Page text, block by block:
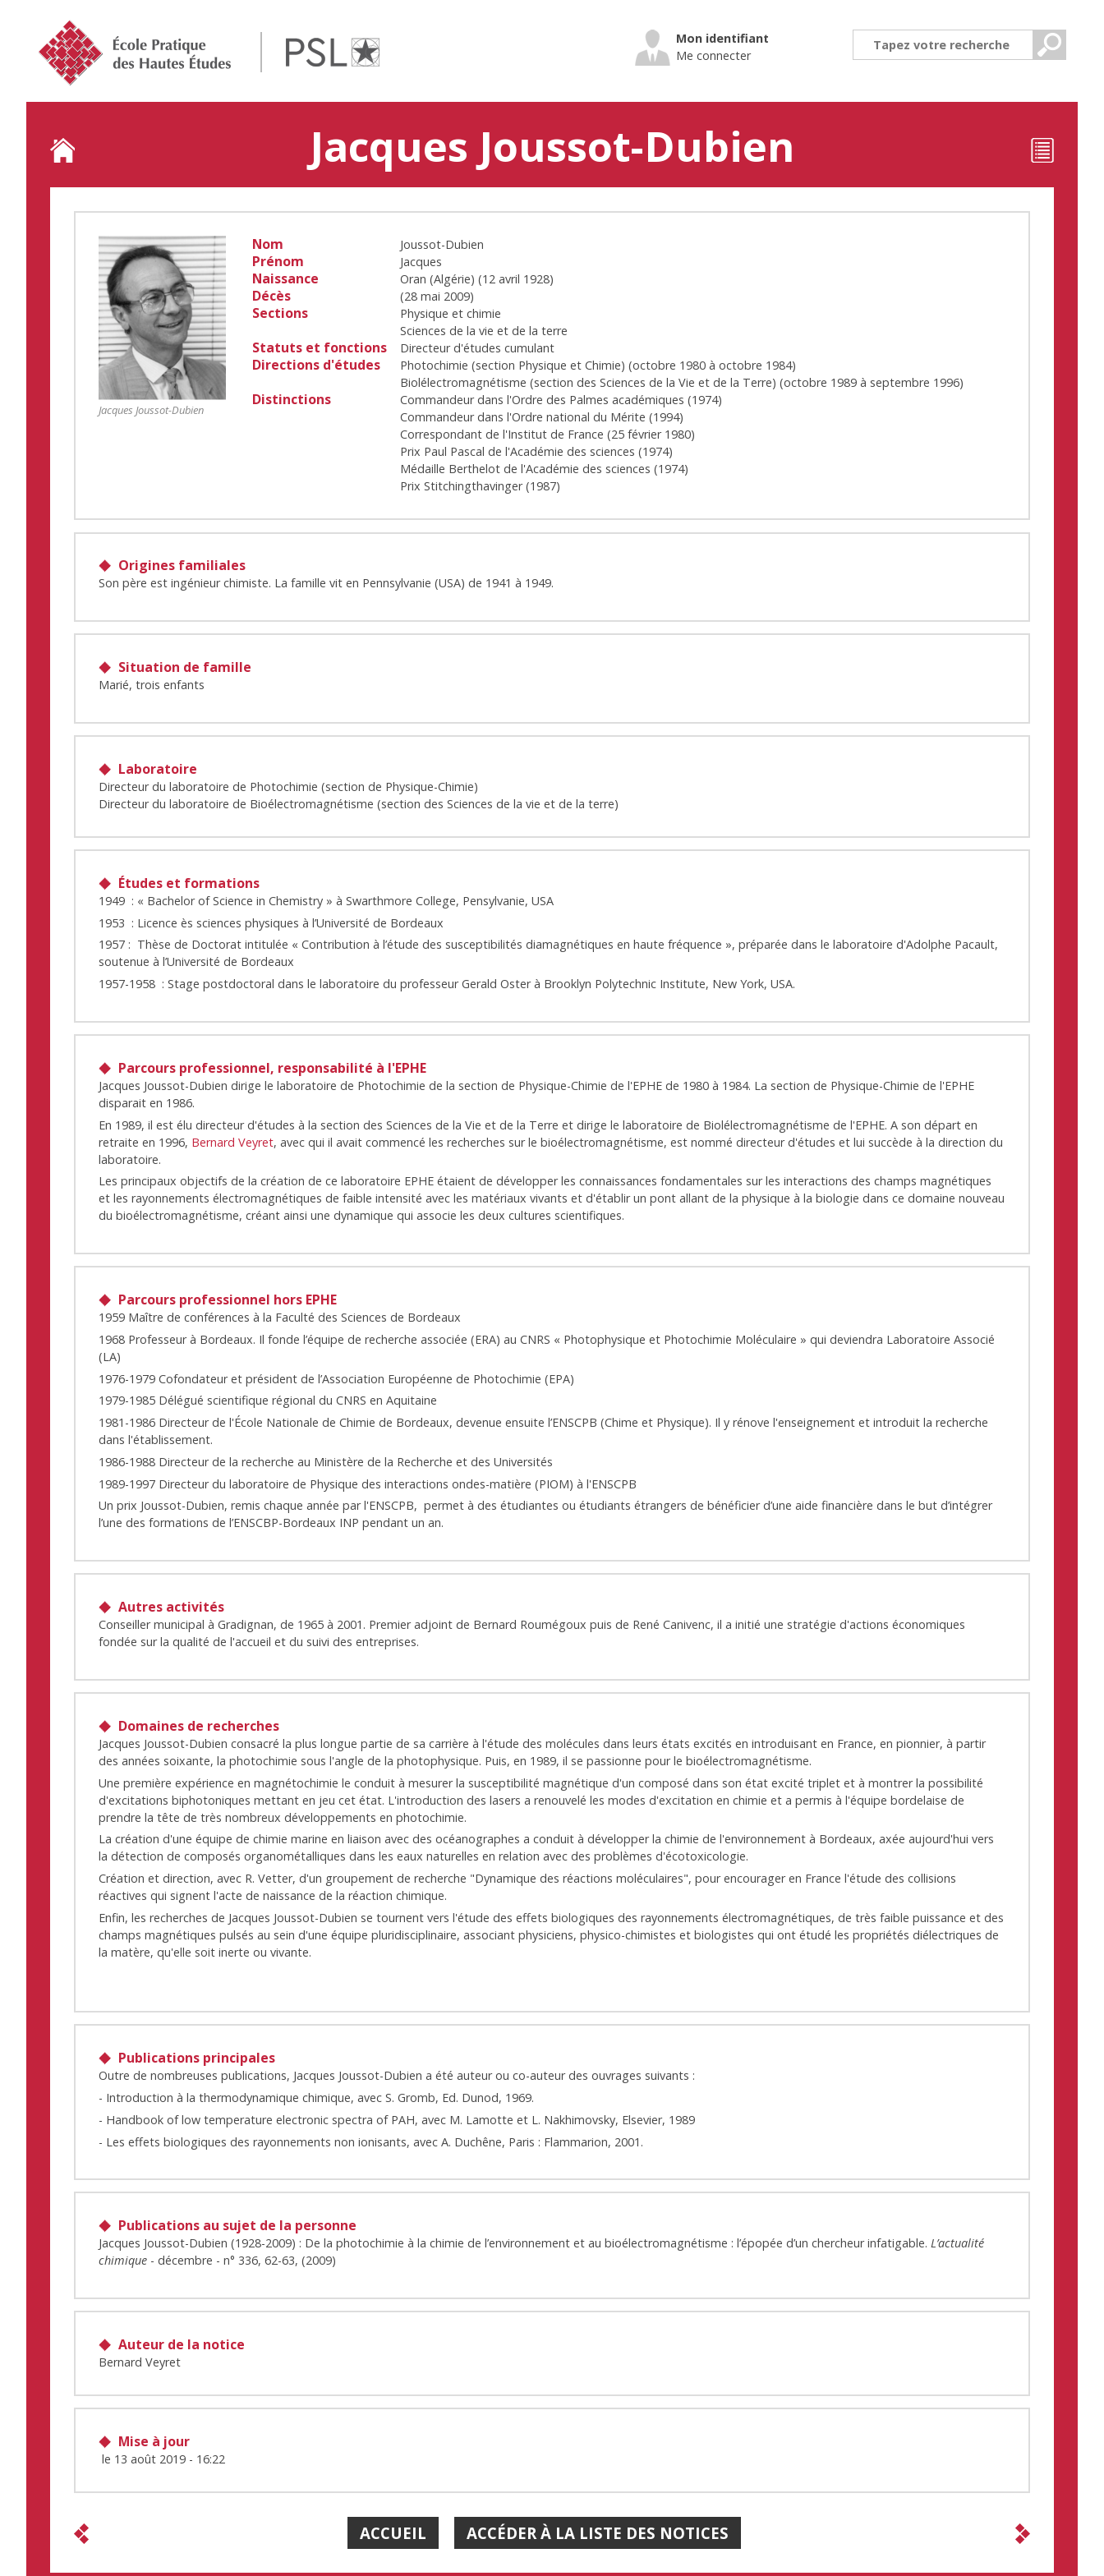
navigation
Mon identifiant
Me connecter
Jacques Joussot-Dubien
Back
Jacques Joussot-Dubien
Nom Joussot-Dubien
Prénom Jacques
Naissance Oran (Algérie) (12 avril 1928)
Décès (28 mai 2009)
Sections
Physique et chimie
Sciences de la vie et de la terre
Statuts et fonctions Directeur d'études cumulant
Directions d'études Photochimie (section Physique et Chimie) (octobre 1980 àoctobre 1984)
Biolélectromagnétisme (section des Sciences de la Vie et de la Terre) (octobre 1989 à septembre 1996)
Distinctions Commandeur dans l'Ordre des Palmes académiques (1974)
Commandeur dans l'Ordre national du Mérite (1994)
Correspondant de l'Institut de France (25 février 1980)
Prix Paul Pascal de l'Académie des sciences (1974)
Médaille Berthelot de l'Académie des sciences (1974)
Prix Stitchingthavinger (1987)
Origines familiales
Son père est ingénieur chimiste. La famille vit en Pennsylvanie (USA) de 1941 à 1949.
Situation de famille
Marié, trois enfants
Laboratoire
Directeur du laboratoire de Photochimie (section de Physique-Chimie)
Directeur du laboratoire de Bioélectromagnétisme (section des Sciences de la vie et de la terre)
Études et formations
1949 : « Bachelor of Science in Chemistry » à Swarthmore College, Pensylvanie, USA
1953 : Licence ès sciences physiques à l’Université de Bordeaux
1957 : Thèse de Doctorat intitulée « Contribution à l’étude des susceptibilités diamagnétiques en haute fréquence », préparée dans le laboratoire d'Adolphe Pacault,
soutenue à l’Université de Bordeaux
1957-1958 : Stage postdoctoral dans le laboratoire du professeur Gerald Oster à Brooklyn Polytechnic Institute, New York, USA.
Parcours professionnel, responsabilité à l'EPHE
Jacques Joussot-Dubien dirige le laboratoire de Photochimie de la section de Physique-Chimie de l'EPHE de 1980 à 1984. La section de Physique-Chimie de l'EPHE
disparait en 1986.
En 1989, il est élu directeur d'études à la section des Sciences de la Vie et de la Terre et dirige le laboratoire de Biolélectromagnétisme de l'EPHE. A son départ en
retraite en 1996, Bernard Veyret, avec qui il avait commencé les recherches sur le bioélectromagnétisme, est nommé directeur d'études et lui succède à la direction du
laboratoire.
Les principaux objectifs de la création de ce laboratoire EPHE étaient de développer les connaissances fondamentales sur les interactions des champs magnétiques
et les rayonnements électromagnétiques de faible intensité avec les matériaux vivants et d'établir un pont allant de la physique à la biologie dans ce domaine nouveau
du bioélectromagnétisme, créant ainsi une dynamique qui associe les deux cultures scientifiques.
Parcours professionnel hors EPHE
1959 Maître de conférences à la Faculté des Sciences de Bordeaux
1968 Professeur à Bordeaux. Il fonde l’équipe de recherche associée (ERA) au CNRS « Photophysique et Photochimie Moléculaire » qui deviendra Laboratoire Associé
(LA)
1976-1979 Cofondateur et président de l’Association Européenne de Photochimie (EPA)
1979-1985 Délégué scientifique régional du CNRS en Aquitaine
1981-1986 Directeur de l'École Nationale de Chimie de Bordeaux, devenue ensuite l’ENSCPB (Chime et Physique). Il y rénove l'enseignement et introduit la recherche
dans l'établissement.
1986-1988 Directeur de la recherche au Ministère de la Recherche et des Universités
1989-1997 Directeur du laboratoire de Physique des interactions ondes-matière (PIOM) à l'ENSCPB
Un prix Joussot-Dubien, remis chaque année par l'ENSCPB, permet à des étudiantes ou étudiants étrangers de bénéficier d’une aide financière dans le but d’intégrer
l’une des formations de l’ENSCBP-Bordeaux INP pendant un an.
Autres activités
Conseiller municipal à Gradignan, de 1965 à 2001. Premier adjoint de Bernard Roumégoux puis de René Canivenc, il a initié une stratégie d'actions économiques
fondée sur la qualité de l'accueil et du suivi des entreprises.
Domaines de recherches
Jacques Joussot-Dubien consacré la plus longue partie de sa carrière à l'étude des molécules dans leurs états excités en introduisant en France, en pionnier, à partir
des années soixante, la photochimie sous l'angle de la photophysique. Puis, en 1989, il se passionne pour le bioélectromagnétisme.
Une première expérience en magnétochimie le conduit à mesurer la susceptibilité magnétique d'un composé dans son état excité triplet et à montrer la possibilité
d'excitations biphotoniques mettant en jeu cet état. L'introduction des lasers a renouvelé les modes d'excitation en chimie et a permis à l'équipe bordelaise de
prendre la tête de très nombreux développements en photochimie.
La création d'une équipe de chimie marine en liaison avec des océanographes a conduit à développer la chimie de l'environnement à Bordeaux, axée aujourd'hui vers
la détection de composés organométalliques dans les eaux naturelles en relation avec des problèmes d'écotoxicologie.
Création et direction, avec R. Vetter, d'un groupement de recherche "Dynamique des réactions moléculaires", pour encourager en France l'étude des collisions
réactives qui signent l'acte de naissance de la réaction chimique.
Enfin, les recherches de Jacques Joussot-Dubien se tournent vers l'étude des effets biologiques des rayonnements électromagnétiques, de très faible puissance et des
champs magnétiques pulsés au sein d'une équipe pluridisciplinaire, associant physiciens, physico-chimistes et biologistes qui ont étudé les propriétés diélectriques de
la matère, qu'elle soit inerte ou vivante.
Publications principales
Outre de nombreuses publications, Jacques Joussot-Dubien a été auteur ou co-auteur des ouvrages suivants :
- Introduction à la thermodynamique chimique, avec S. Gromb, Ed. Dunod, 1969.
- Handbook of low temperature electronic spectra of PAH, avec M. Lamotte et L. Nakhimovsky, Elsevier, 1989
- Les effets biologiques des rayonnements non ionisants, avec A. Duchêne, Paris : Flammarion, 2001.
Publications au sujet de la personne
Jacques Joussot-Dubien (1928-2009) : De la photochimie à la chimie de l’environnement et au bioélectromagnétisme : l’épopée d’un chercheur infatigable. L’actualité
chimique - décembre - n° 336, 62-63, (2009)
Auteur de la notice
Bernard Veyret
Mise à jour
le 13 août 2019 - 16:22
ACCUEIL ACCÉDER À LA LISTE DES NOTICES